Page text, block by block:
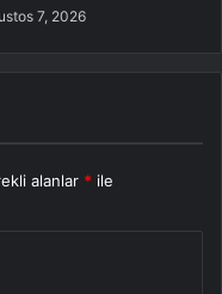
7, 2026
alanlar * ile